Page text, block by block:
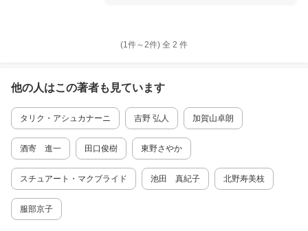
(1件～2件) 全 2 件
他の人はこの著者も見ています
タリク・アシュカナーニ 吉野 弘人 加賀山卓朗
酒寄 進一 田口俊樹 東野さやか
スチュアート・マクブライド 池田 真紀子 北野寿美枝
服部京子